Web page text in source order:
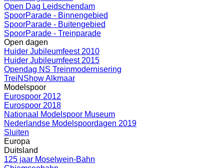
Open Dag Leidschendam
SpoorParade - Binnengebied
SpoorParade - Buitengebied
SpoorParade - Treinparade
Open dagen
Huider Jubileumfeest 2010
Huider Jubileumfeest 2015
Opendag NS Treinmodernisering
TreiNShow Alkmaar
Modelspoor
Eurospoor 2012
Eurospoor 2018
Nationaal Modelspoor Museum
Nederlandse Modelspoordagen 2019
Sluiten
Europa
Duitsland
125 jaar Moselwein-Bahn